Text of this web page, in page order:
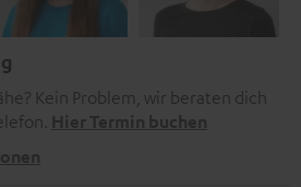
Kein Problem, wir beraten dich
Hier Termin buchen